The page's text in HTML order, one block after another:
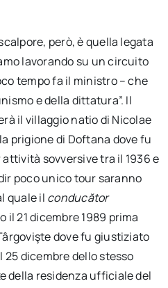
però, è quella legata
lavorando su un circuito
tempo fa il ministro – che
e della dittatura”. Il
il villaggio natio di Nicolae
prigione di Doftana dove fu
sovversive tra il 1936 e
poco unico tour saranno
quale il conducător
il 21 dicembre 1989 prima
dove fu giustiziato
25 dicembre dello stesso
della residenza ufficiale del